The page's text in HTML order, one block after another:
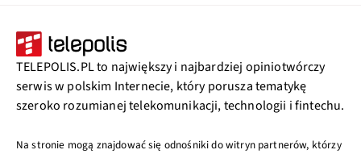
TELEPOLIS.PL to największy i najbardziej opiniotwórczy
serwis w polskim Internecie, który porusza tematykę
szeroko rozumianej telekomunikacji, technologii i fintechu.
Na stronie mogą znajdować się odnośniki do witryn partnerów, którzy